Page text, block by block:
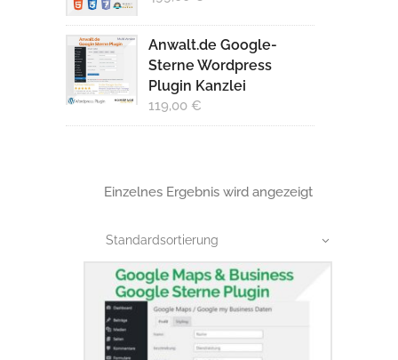
Anwalt.de Google-
Sterne Wordpress
Plugin Kanzlei
119,00 €
Einzelnes Ergebnis wird angezeigt
Standardsortierung